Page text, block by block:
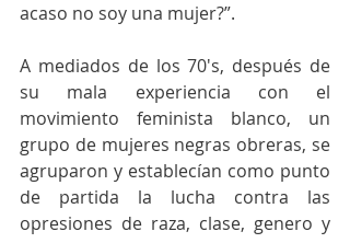
acaso no soy una mujer?”.
A mediados de los 70's, después de
su mala experiencia con el
movimiento feminista blanco, un
grupo de mujeres negras obreras, se
agruparon y establecían como punto
de partida la lucha contra las
opresiones de raza, clase, genero y